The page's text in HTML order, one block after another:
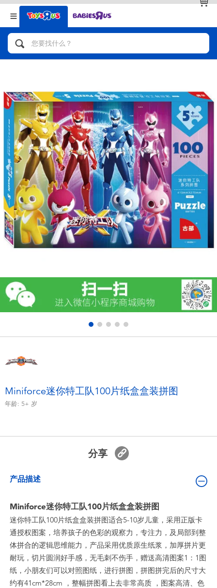
返回
分类目录
人气英雄，角色扮演，射击玩具
拼砌组合及乐高LEGO
玩具车，货车，火车及遥控系列
手工艺，文具，蜡笔，泥胶，画板
娃娃，芭比，收藏公仔
电子玩具
游戏及拼图系列
益智学习玩具
户外及运动产品
模仿，化妆及造型系列
毛绒公仔玩具
玩具促销
玩具清货
返回
品牌
查看全部
Miniforce迷你特工队100片纸盒盒装拼图
年龄: 5+ 岁
分享
产品描述
Miniforce迷你特工队100片纸盒盒装拼图
迷你特工队100片纸盒盒装拼图适合5-10岁儿童，采用正版卡
通授权图案，培养孩子的色彩的观察力，专注力，及局部到整
体拼合的逻辑思维能力，产品采用优质原生纸浆，加厚拼片更
耐玩，切片圆润好手感，无毛刺不伤手，赠送高清图案1：1图
纸，小朋友们可以对照图纸，进行拼图，拼图拼完后的尺寸大
约有41cm*28cm ，整幅拼图看上去非常高质 ，图案高清、色